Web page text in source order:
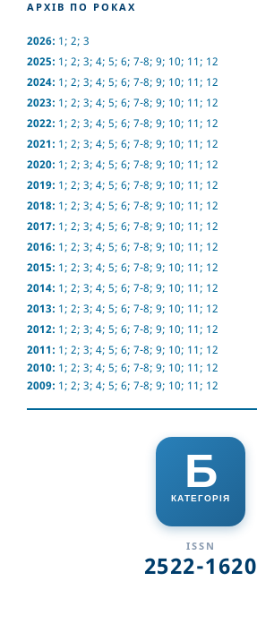
АРХІВ ПО РОКАХ
2026: 1; 2; 3
2025: 1; 2; 3; 4; 5; 6; 7-8; 9; 10; 11; 12
2024: 1; 2; 3; 4; 5; 6; 7-8; 9; 10; 11; 12
2023: 1; 2; 3; 4; 5; 6; 7-8; 9; 10; 11; 12
2022: 1; 2; 3; 4; 5; 6; 7-8; 9; 10; 11; 12
2021: 1; 2; 3; 4; 5; 6; 7-8; 9; 10; 11; 12
2020: 1; 2; 3; 4; 5; 6; 7-8; 9; 10; 11; 12
2019: 1; 2; 3; 4; 5; 6; 7-8; 9; 10; 11; 12
2018: 1; 2; 3; 4; 5; 6; 7-8; 9; 10; 11; 12
2017: 1; 2; 3; 4; 5; 6; 7-8; 9; 10; 11; 12
2016: 1; 2; 3; 4; 5; 6; 7-8; 9; 10; 11; 12
2015: 1; 2; 3; 4; 5; 6; 7-8; 9; 10; 11; 12
2014: 1; 2; 3; 4; 5; 6; 7-8; 9; 10; 11; 12
2013: 1; 2; 3; 4; 5; 6; 7-8; 9; 10; 11; 12
2012: 1; 2; 3; 4; 5; 6; 7-8; 9; 10; 11; 12
2011: 1; 2; 3; 4; 5; 6; 7-8; 9; 10; 11; 12
2010: 1; 2; 3; 4; 5; 6; 7-8; 9; 10; 11; 12
2009: 1; 2; 3; 4; 5; 6; 7-8; 9; 10; 11; 12
Б
КАТЕГОРІЯ
ISSN
2522-1620